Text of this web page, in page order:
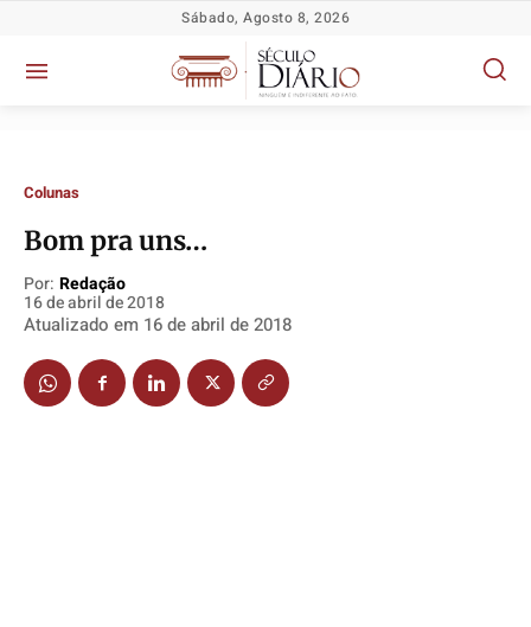
Política
TV Século
Política
TV Século
Política
TV Século
Política
TV Século
Sábado, Agosto 8, 2026
Colunas
Bom pra uns…
Por: Redação
16 de abril de 2018
Atualizado em 16 de abril de 2018